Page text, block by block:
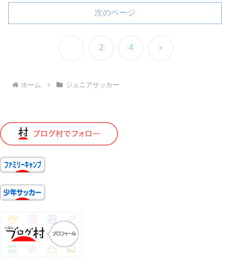
次のページ
2 4 次
ホーム ジュニアサッカー